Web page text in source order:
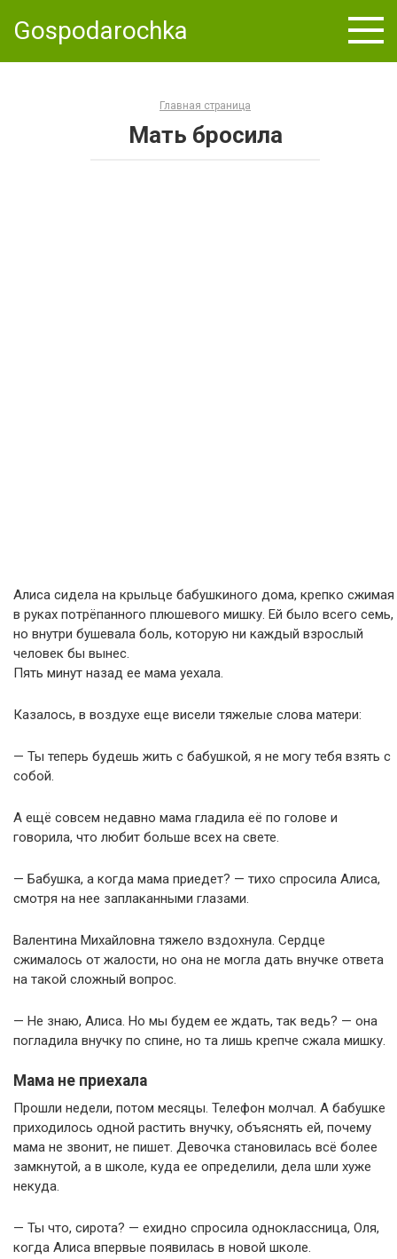
Gospodarochka
Главная страница
Мать бросила
Алиса сидела на крыльце бабушкиного дома, крепко сжимая
в руках потрёпанного плюшевого мишку. Ей было всего семь,
но внутри бушевала боль, которую ни каждый взрослый
человек бы вынес.
Пять минут назад ее мама уехала.
Казалось, в воздухе еще висели тяжелые слова матери:
— Ты теперь будешь жить с бабушкой, я не могу тебя взять с
собой.
А ещё совсем недавно мама гладила её по голове и
говорила, что любит больше всех на свете.
— Бабушка, а когда мама приедет? — тихо спросила Алиса,
смотря на нее заплаканными глазами.
Валентина Михайловна тяжело вздохнула. Сердце
сжималось от жалости, но она не могла дать внучке ответа
на такой сложный вопрос.
— Не знаю, Алиса. Но мы будем ее ждать, так ведь? — она
погладила внучку по спине, но та лишь крепче сжала мишку.
Мама не приехала
Прошли недели, потом месяцы. Телефон молчал. А бабушке
приходилось одной растить внучку, объяснять ей, почему
мама не звонит, не пишет. Девочка становилась всё более
замкнутой, а в школе, куда ее определили, дела шли хуже
некуда.
— Ты что, сирота? — ехидно спросила одноклассница, Оля,
когда Алиса впервые появилась в новой школе.